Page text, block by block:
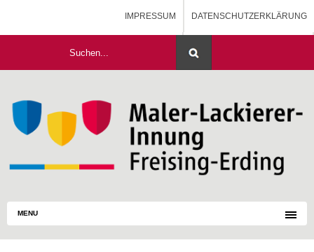
DATENSCHUTZERKLÄRUNG
IMPRESSUM
MALERAUSBILDUNG - BLOG
MENU